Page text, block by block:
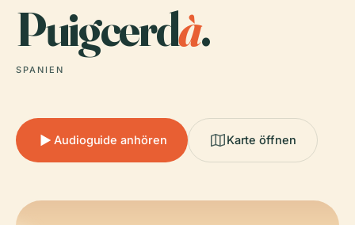
Puigcerdà.
SPANIEN
Audioguide anhören Karte öffnen